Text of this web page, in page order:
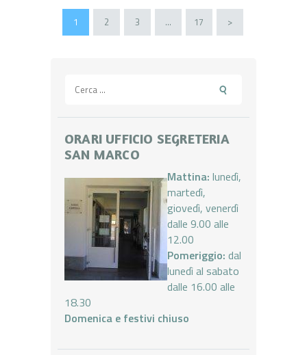
Paginazione
degli
PAGE
1 PAGE
2 PAGE
3 … PAGE
17 >
per:
ORARI UFFICIO SEGRETERIA
SAN MARCO
Mattina: lunedì,
martedì,
giovedì, venerdì
dalle 9.00 alle
12.00
Pomeriggio: dal
lunedì al sabato
dalle 16.00 alle
18.30
Domenica e festivi chiuso